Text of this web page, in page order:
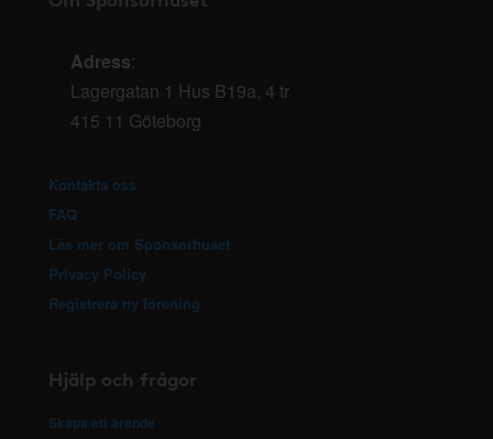
Adress:
Lagergatan 1 Hus B19a, 4 tr
415 11 Göteborg
Kontakta oss
FAQ
Läs mer om Sponsorhuset
Privacy Policy
Registrera ny förening
Hjälp och frågor
Skapa ett ärende